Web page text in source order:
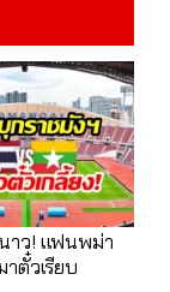
าว! แฟนพม่า
ตั๋วเรียบ